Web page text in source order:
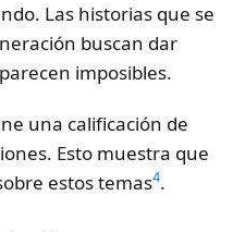
Las historias que se
buscan dar
imposibles.
una calificación de
Esto muestra que
estos temas4.